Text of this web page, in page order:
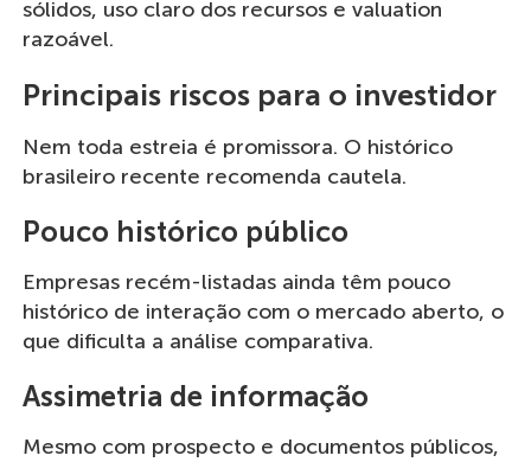
sólidos, uso claro dos recursos e valuation
razoável.
Principais riscos para o investidor
Nem toda estreia é promissora. O histórico
brasileiro recente recomenda cautela.
Pouco histórico público
Empresas recém-listadas ainda têm pouco
histórico de interação com o mercado aberto, o
que dificulta a análise comparativa.
Assimetria de informação
Mesmo com prospecto e documentos públicos,